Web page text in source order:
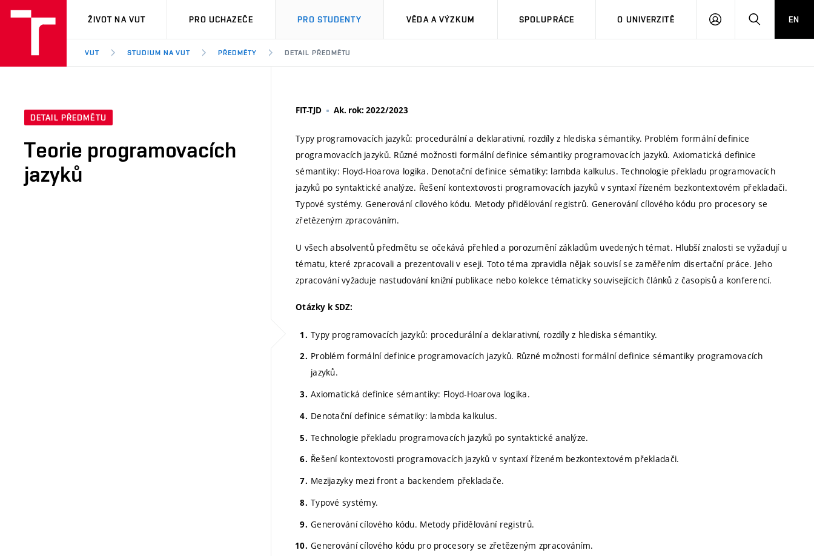
VUT
ŽIVOT NA VUT PRO UCHAZEČE PRO STUDENTY VĚDA A VÝZKUM SPOLUPRÁCE O UNIVERZITĚ
PŘIHLÁSIT HLEDATEN
VUT STUDIUM NA VUT PŘEDMĚTY DETAIL PŘEDMĚTU
DETAIL PŘEDMĚTU
Teorie programovacích
jazyků
FIT-TJD Ak. rok: 2022/2023
Typy programovacích jazyků: procedurální a deklarativní, rozdíly z hlediska sémantiky. Problém formální definice
programovacích jazyků. Různé možnosti formální definice sémantiky programovacích jazyků. Axiomatická definice
sémantiky: Floyd-Hoarova logika. Denotační definice sématiky: lambda kalkulus. Technologie překladu programovacích
jazyků po syntaktické analýze. Řešení kontextovosti programovacích jazyků v syntaxí řízeném bezkontextovém překladači.
Typové systémy. Generování cílového kódu. Metody přidělování registrů. Generování cílového kódu pro procesory se
zřetězeným zpracováním.
U všech absolventů předmětu se očekává přehled a porozumění základům uvedených témat. Hlubší znalosti se vyžadují u
tématu, které zpracovali a prezentovali v eseji. Toto téma zpravidla nějak souvisí se zaměřením disertační práce. Jeho
zpracování vyžaduje nastudování knižní publikace nebo kolekce tématicky souvisejících článků z časopisů a konferencí.
Otázky k SDZ:
Typy programovacích jazyků: procedurální a deklarativní, rozdíly z hlediska sémantiky.
Problém formální definice programovacích jazyků. Různé možnosti formální definice sémantiky programovacích
jazyků.
Axiomatická definice sémantiky: Floyd-Hoarova logika.
Denotační definice sématiky: lambda kalkulus.
Technologie překladu programovacích jazyků po syntaktické analýze.
Řešení kontextovosti programovacích jazyků v syntaxí řízeném bezkontextovém překladači.
Mezijazyky mezi front a backendem překladače.
Typové systémy.
Generování cílového kódu. Metody přidělování registrů.
Generování cílového kódu pro procesory se zřetězeným zpracováním.